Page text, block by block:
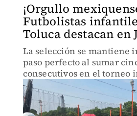
¡Orgullo
Futbolistas
Toluca destacan en
La selección se mantiene
paso perfecto al sumar
consecutivos en el torneo